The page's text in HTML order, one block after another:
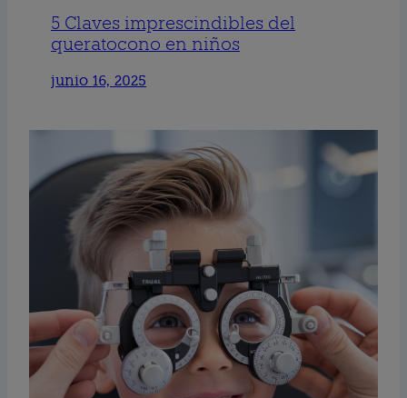
5 Claves imprescindibles del
queratocono en niños
junio 16, 2025